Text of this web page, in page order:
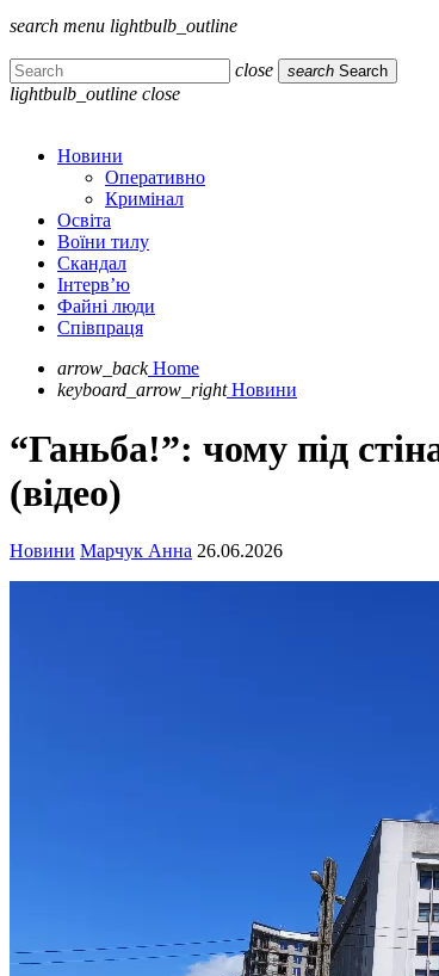
search menu lightbulb_outline
close search Search
lightbulb_outline close
Новини
Оперативно
Кримінал
Освіта
Воїни тилу
Скандал
Інтерв’ю
Файні люди
Співпраця
arrow_back Home
keyboard_arrow_right Новини
“Ганьба!”: чому під
(відео)
Новини Марчук Анна 26.06.2026